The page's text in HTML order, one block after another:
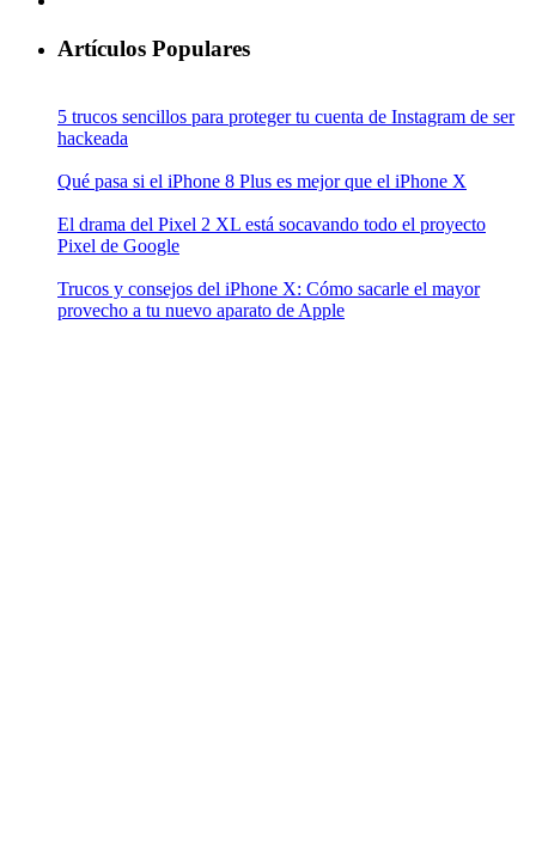
Artículos Populares
5 trucos sencillos para proteger tu cuenta de Instagram de ser
hackeada
Qué pasa si el iPhone 8 Plus es mejor que el iPhone X
El drama del Pixel 2 XL está socavando todo el proyecto
Pixel de Google
Trucos y consejos del iPhone X: Cómo sacarle el mayor
provecho a tu nuevo aparato de Apple